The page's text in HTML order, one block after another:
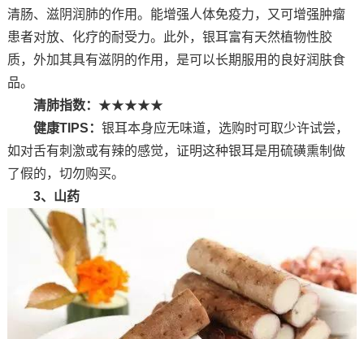
清肠、滋阴润肺的作用。能增强人体免疫力，又可增强肿瘤
患者对放、化疗的耐受力。此外，银耳富有天然植物性胶
质，外加其具有滋阴的作用，是可以长期服用的良好润肤食
品。
清肺指数： ★★★★★
健康TIPS： 银耳本身应无味道，选购时可取少许试尝，
如对舌有刺激或有辣的感觉，证明这种银耳是用硫磺熏制做
了假的，切勿购买。
3、山药